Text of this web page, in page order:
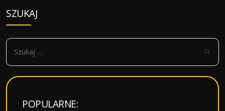
SZUKAJ
S
k
POPULARNE: